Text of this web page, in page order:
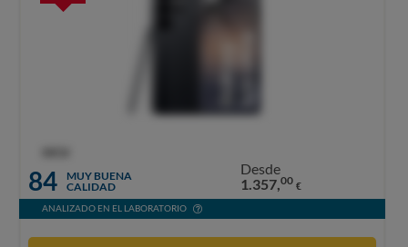
84
MUY BUENA
CALIDAD
Desde
1.357,00 €
ANALIZADO EN EL LABORATORIO